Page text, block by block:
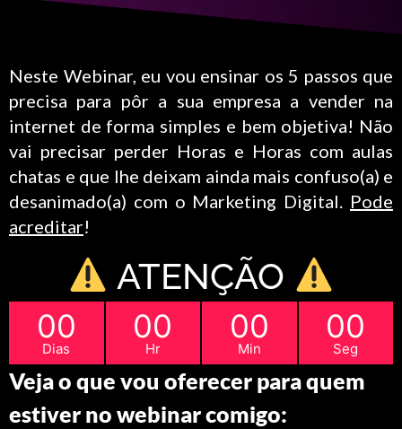
Neste Webinar, eu vou ensinar os 5 passos que
precisa para pôr a sua empresa a vender na
internet de forma simples e bem objetiva! Não
vai precisar perder Horas e Horas com aulas
chatas e que lhe deixam ainda mais confuso(a) e
desanimado(a) com o Marketing Digital. Pode
acreditar!
ATENÇÃO
00
Dias
00
Hr
00
Min
00
Seg
Veja o que vou oferecer para quem
estiver no webinar comigo: